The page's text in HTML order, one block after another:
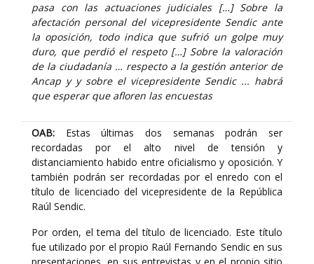
pasa con las actuaciones judiciales […] Sobre la
afectación personal del vicepresidente Sendic ante
la oposición, todo indica que sufrió un golpe muy
duro, que perdió el respeto […] Sobre la valoración
de la ciudadanía … respecto a la gestión anterior de
Ancap y y sobre el vicepresidente Sendic ... habrá
que esperar que afloren las encuestas
OAB: Estas últimas dos semanas podrán ser
recordadas por el alto nivel de tensión y
distanciamiento habido entre oficialismo y oposición. Y
también podrán ser recordadas por el enredo con el
título de licenciado del vicepresidente de la República
Raúl Sendic.
Por orden, el tema del título de licenciado. Este título
fue utilizado por el propio Raúl Fernando Sendic en sus